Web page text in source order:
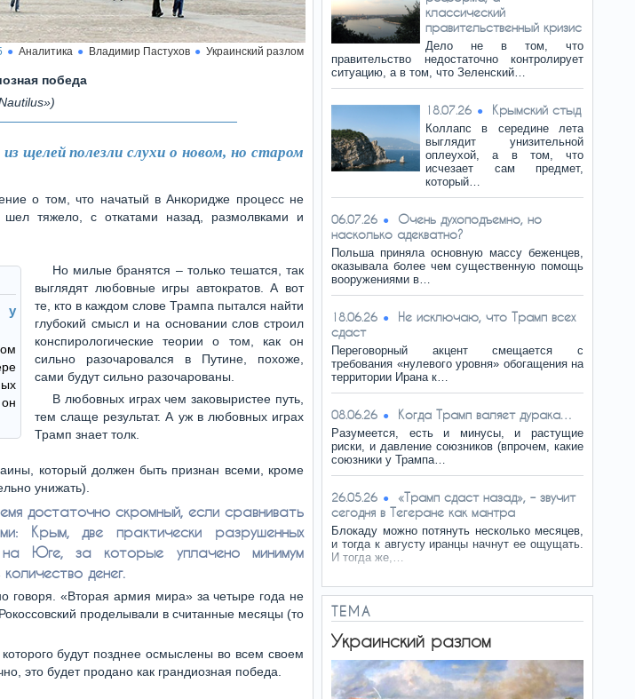
Аналитика Владимир Пастухов Украинский разлом
победа
щелей полезли слухи о новом, но старом
о том, что начатый в Анкоридже процесс не
тяжело, с откатами назад, размолвками и
у
Но милые бранятся – только тешатся, так
выглядят любовные игры автократов. А вот
те, кто в каждом слове Трампа пытался найти
глубокий смысл и на основании слов строил
конспирологические теории о том, как он
сильно разочаровался в Путине, похоже,
сами будут сильно разочарованы.
В любовных играх чем заковыристее путь,
тем слаще результат. А уж в любовных играх
Трамп знает толк.
который должен быть признан всеми, кроме
унижать).
достаточно скромный, если сравнивать
Крым, две практически разрушенных
Юге, за которые уплачено минимум
денег.
говоря. «Вторая армия мира» за четыре года не
проделывали в считанные месяцы (то
будут позднее осмыслены во всем своем
это будет продано как грандиозная победа.
классический
правительственный кризис
Дело не в том, что
правительство недостаточно контролирует
ситуацию, а в том, что Зеленский…
18.07.26 Крымский стыд
Коллапс в середине лета
выглядит унизительной
оплеухой, а в том, что
исчезает сам предмет,
который…
06.07.26
Очень духоподъемно, но
насколько адекватно?
Польша приняла основную массу беженцев,
оказывала более чем существенную помощь
вооружениями в…
18.06.26
Не исключаю, что Трамп всех
сдаст
Переговорный акцент смещается с
требования «нулевого уровня» обогащения на
территории Ирана к…
08.06.26 Когда Трамп валяет дурака…
Разумеется, есть и минусы, и растущие
риски, и давление союзников (впрочем, какие
союзники у Трампа…
26.05.26
«Трамп сдаст назад», – звучит
сегодня в Тегеране как мантра
Блокаду можно потянуть несколько месяцев,
и тогда к августу иранцы начнут ее ощущать.
И тогда же,…
ТЕМА
Украинский разлом